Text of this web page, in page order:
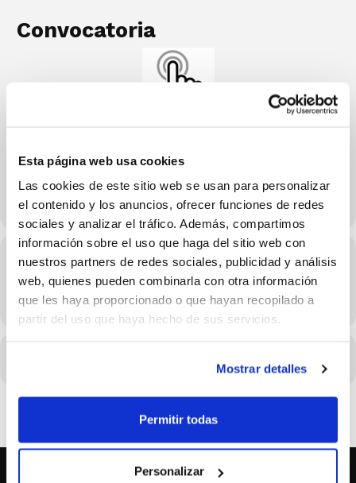
Esta página web usa cookies
Las cookies de este sitio web se usan para personalizar
el contenido y los anuncios, ofrecer funciones de redes
sociales y analizar el tráfico. Además, compartimos
información sobre el uso que haga del sitio web con
nuestros partners de redes sociales, publicidad y análisis
web, quienes pueden combinarla con otra información
que les haya proporcionado o que hayan recopilado a
partir del uso que haya hecho de sus servicios.
Mostrar detalles
Permitir todas
Personalizar
Convocatoria
Hora
09/11/2025 Consulta el horario en los detalles del evento
(GMT+02:00)
CALENDARIO GOOGLE